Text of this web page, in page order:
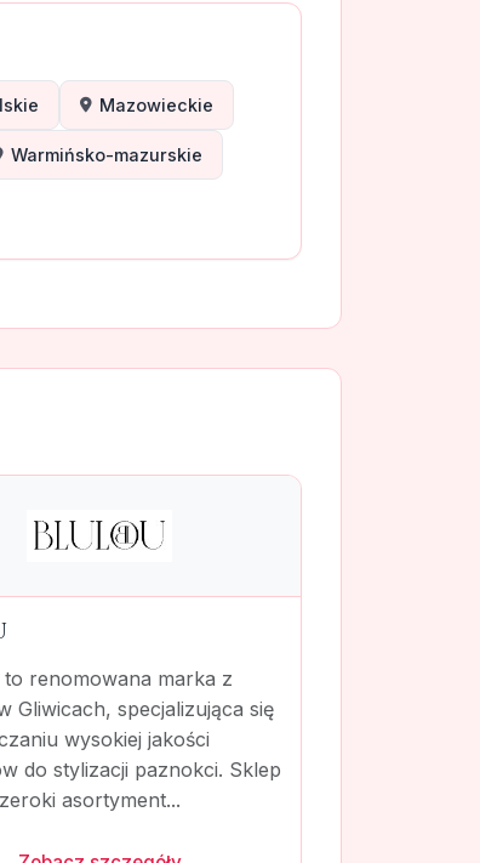
Mazowieckie
Warmińsko-mazurskie
to renomowana marka z
Gliwicach, specjalizująca się
wysokiej jakości
do stylizacji paznokci. Sklep
asortyment...